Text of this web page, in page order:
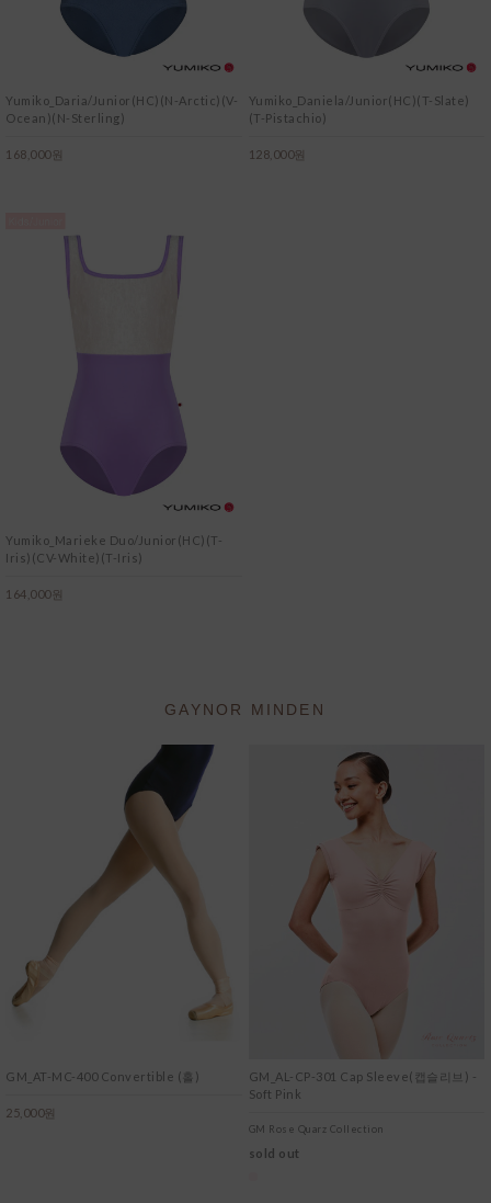
Yumiko_Daria/Junior(HC)(N-Arctic)(V-
Ocean)(N-Sterling)
168,000원
Yumiko_Daniela/Junior(HC)(T-Slate)
(T-Pistachio)
128,000원
Yumiko_Marieke Duo/Junior(HC)(T-
Iris)(CV-White)(T-Iris)
164,000원
GAYNOR MINDEN
GM_AT-MC-400 Convertible (홀)
25,000원
GM_AL-CP-301 Cap Sleeve(캡슬리브) -
Soft Pink
GM Rose Quarz Collection
sold out